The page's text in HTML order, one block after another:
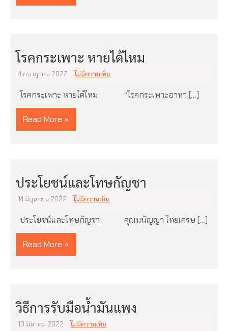
โรคกระเพาะ หายได้ไหม
4 กรกฎาคม 2022 ไม่มีความเห็น
โรคกระเพาะ หายได้ไหม “โรคกระเพาะอาหา […]
Read More »
ประโยชน์และโทษกัญชา
14 มิถุนายน 2022 ไม่มีความเห็น
ประโยชน์และโทษกัญชา คุณมนัญญา ไทยเศรษ […]
Read More »
วิธีการรับมือน้ำมันแพง
10 มีนาคม 2022 ไม่มีความเห็น